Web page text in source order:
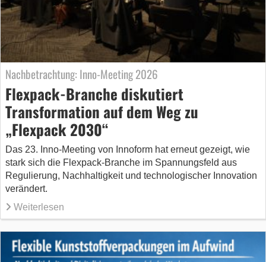
Nachbetrachtung: Inno-Meeting 2026
Flexpack-Branche diskutiert
Transformation auf dem Weg zu
„Flexpack 2030“
Das 23. Inno-Meeting von Innoform hat erneut gezeigt, wie
stark sich die Flexpack-Branche im Spannungsfeld aus
Regulierung, Nachhaltigkeit und technologischer Innovation
verändert.
Weiterlesen